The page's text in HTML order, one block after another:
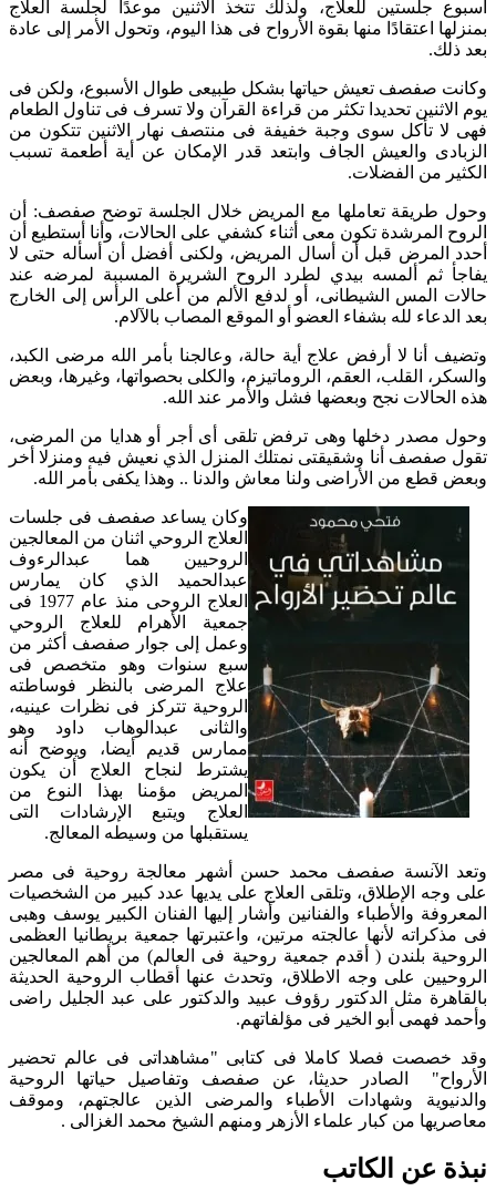
أسبوع جلستين للعلاج، ولذلك تتخذ الاثنين موعدًا لجلسة العلاج
بمنزلها اعتقادًا منها بقوة الأرواح فى هذا اليوم، وتحول الأمر إلى عادة
بعد ذلك.
وكانت صفصف تعيش حياتها بشكل طبيعى طوال الأسبوع، ولكن فى
يوم الاثنين تحديدا تكثر من قراءة القرآن ولا تسرف فى تناول الطعام
فهى لا تأكل سوى وجبة خفيفة فى منتصف نهار الاثنين تتكون من
الزبادى والعيش الجاف وابتعد قدر الإمكان عن أية أطعمة تسبب
الكثير من الفضلات.
وحول طريقة تعاملها مع المريض خلال الجلسة توضح صفصف: أن
الروح المرشدة تكون معى أثناء كشفي على الحالات، وأنا أستطيع أن
أحدد المرض قبل أن أسال المريض، ولكنى أفضل أن أسأله حتى لا
يفاجأ ثم ألمسه بيدي لطرد الروح الشريرة المسببة لمرضه عند
حالات المس الشيطانى، أو لدفع الألم من أعلى الرأس إلى الخارج
بعد الدعاء لله بشفاء العضو أو الموقع المصاب بالآلام.
وتضيف أنا لا أرفض علاج أية حالة، وعالجنا بأمر الله مرضى الكبد،
والسكر، القلب، العقم، الروماتيزم، والكلى بحصواتها، وغيرها، وبعض
هذه الحالات نجح وبعضها فشل والأمر عند الله.
وحول مصدر دخلها وهى ترفض تلقى أى أجر أو هدايا من المرضى،
تقول صفصف أنا وشقيقتى نمتلك المنزل الذي نعيش فيه ومنزلا أخر
وبعض قطع من الأراضى ولنا معاش والدنا .. وهذا يكفى بأمر الله.
وكان يساعد صفصف فى جلسات
العلاج الروحي اثنان من المعالجين
الروحيين هما عبدالرءوف
عبدالحمید الذي كان يمارس
العلاج الروحى منذ عام 1977 فى
جمعية الأهرام للعلاج الروحي
وعمل إلى جوار صفصف أكثر من
سبع سنوات وهو متخصص فى
علاج المرضى بالنظر فوساطته
الروحیة تتركز فى نظرات عينيه،
والثانى عبدالوهاب داود وهو
ممارس قديم أيضا، ويوضح أنه
يشترط لنجاح العلاج أن یكون
المریض مؤمنا بهذا النوع من
العلاج ویتبع الإرشادات التى
یستقبلها من وسیطه المعالج.
وتعد الآنسة صفصف محمد حسن أشهر معالجة روحية فى مصر
على وجه الإطلاق، وتلقى العلاج على يديها عدد كبير من الشخصيات
المعروفة والأطباء والفنانين وأشار إليها الفنان الكبير يوسف وهبى
فى مذكراته لأنها عالجته مرتين، واعتبرتها جمعية بريطانيا العظمى
الروحية بلندن ( أقدم جمعية روحية فى العالم) من أهم المعالجين
الروحيين على وجه الاطلاق، وتحدث عنها أقطاب الروحية الحديثة
بالقاهرة مثل الدكتور رؤوف عبيد والدكتور على عبد الجليل راضى
وأحمد فهمى أبو الخير فى مؤلفاتهم.
وقد خصصت فصلا كاملا فى كتابى "مشاهداتى فى عالم تحضير
الأرواح" الصادر حديثا، عن صفصف وتفاصيل حياتها الروحية
والدنيوية وشهادات الأطباء والمرضى الذين عالجتهم، وموقف
معاصريها من كبار علماء الأزهر ومنهم الشيخ محمد الغزالى .
نبذة عن الكاتب